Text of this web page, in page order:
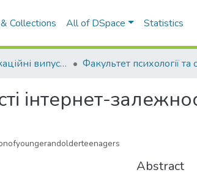
Collections All of DSpace Statistics
01. Кваліфікаційні випускні роботи здобувачів вищої освіти
інтернет-
Abstract